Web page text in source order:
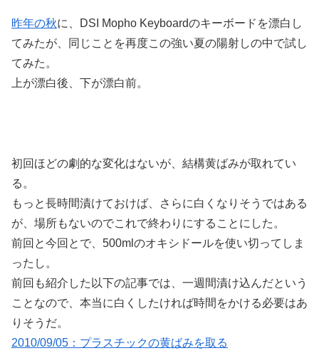
昨年の秋に、DSI Mopho Keyboardのキーボードを漂白し
てみたが、同じことを再度この強い夏の陽射しの中で試し
てみた。
上が漂白後、下が漂白前。
初回ほどの劇的な変化はないが、結構黄ばみが取れてい
る。
もっと長時間漬けておけば、さらに白くなりそうではある
が、場所もないのでこれで終わりにすることにした。
前回と今回とで、500mlのオキシドールを使い切ってしま
ったし。
前回も紹介した以下の記事では、一週間漬け込んだという
ことなので、本当に白くしたければ時間をかける必要はあ
りそうだ。
2010/09/05：プラスチックの黄ばみを取る